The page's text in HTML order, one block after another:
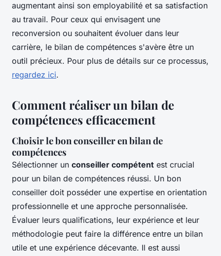
augmentant ainsi son employabilité et sa satisfaction
au travail. Pour ceux qui envisagent une
reconversion ou souhaitent évoluer dans leur
carrière, le bilan de compétences s'avère être un
outil précieux. Pour plus de détails sur ce processus,
regardez ici.
Comment réaliser un bilan de
compétences efficacement
Choisir le bon conseiller en bilan de
compétences
Sélectionner un conseiller compétent est crucial
pour un bilan de compétences réussi. Un bon
conseiller doit posséder une expertise en orientation
professionnelle et une approche personnalisée.
Évaluer leurs qualifications, leur expérience et leur
méthodologie peut faire la différence entre un bilan
utile et une expérience décevante. Il est aussi